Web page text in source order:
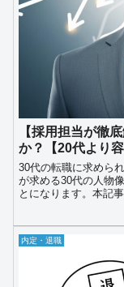
【採用担当が徹
か？【20代より容
30代の転職に求めら
が求める30代の人物
とになります。本記
内定・退職